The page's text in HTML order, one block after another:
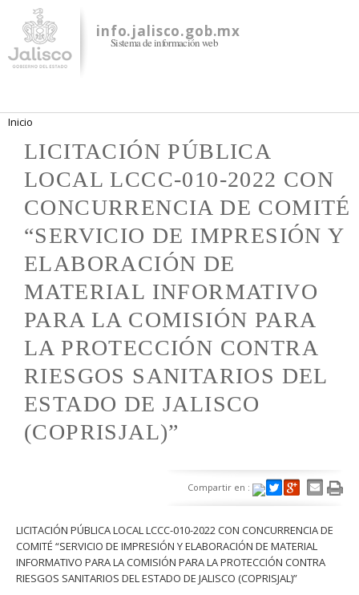
contenido
principal
info.jalisco.gob.mx
Sistema de información web
Se encuentra usted aquí
Inicio
LICITACIÓN PÚBLICA
LOCAL LCCC-010-2022 CON
CONCURRENCIA DE COMITÉ
“SERVICIO DE IMPRESIÓN Y
ELABORACIÓN DE
MATERIAL INFORMATIVO
PARA LA COMISIÓN PARA
LA PROTECCIÓN CONTRA
RIESGOS SANITARIOS DEL
ESTADO DE JALISCO
(COPRISJAL)”
Compartir en :
LICITACIÓN PÚBLICA LOCAL LCCC-010-2022 CON CONCURRENCIA DE
COMITÉ “SERVICIO DE IMPRESIÓN Y ELABORACIÓN DE MATERIAL
INFORMATIVO PARA LA COMISIÓN PARA LA PROTECCIÓN CONTRA
RIESGOS SANITARIOS DEL ESTADO DE JALISCO (COPRISJAL)”